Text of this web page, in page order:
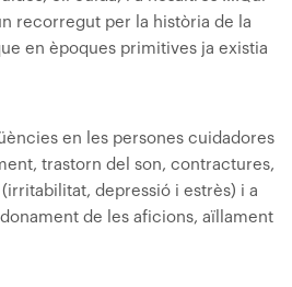
recorregut per la història de la
en èpoques primitives ja existia
en les persones cuidadores
trastorn del son, contractures,
depressió i estrès) i a
de les aficions, aïllament